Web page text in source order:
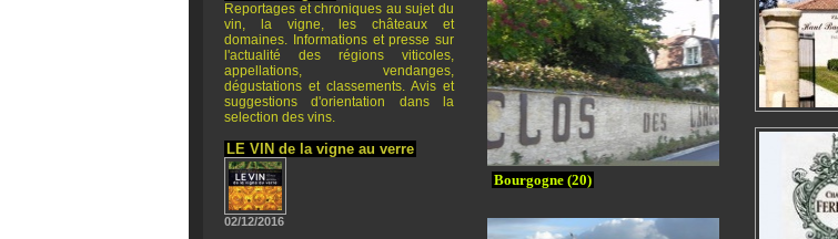
Reportages et chroniques au sujet du
vin, la vigne, les châteaux et
domaines. Informations et presse sur
l'actualité des régions viticoles,
appellations, vendanges,
dégustations et classements. Avis et
suggestions d'orientation dans la
selection des vins.
LE VIN de la vigne au verre
02/12/2016
Bourgogne (20)